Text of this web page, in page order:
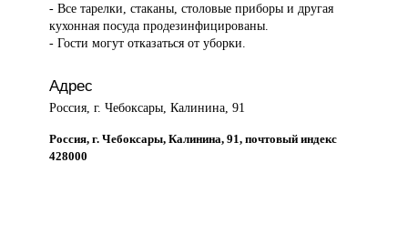
- Все тарелки, стаканы, столовые приборы и другая
кухонная посуда продезинфицированы.
- Гости могут отказаться от уборки.
Адрес
Россия, г. Чебоксары, Калинина, 91
Россия, г. Чебоксары, Калинина, 91, почтовый индекс
428000